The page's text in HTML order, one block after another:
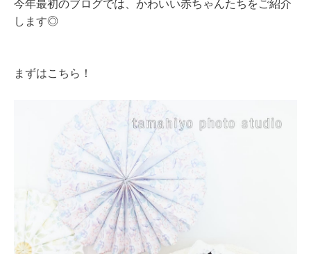
今年最初のブログでは、かわいい赤ちゃんたちをご紹介
します◎
まずはこちら！